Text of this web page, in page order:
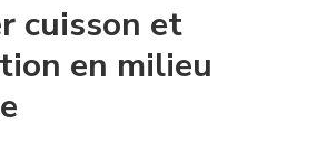
cuisson et
en milieu